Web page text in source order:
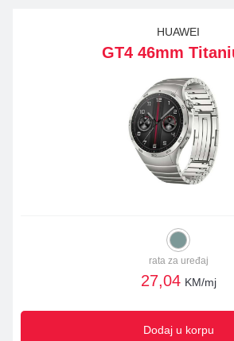
HUAWEI
GT4 46mm
rata za uređaj
27,04 KM/mj
Dodaj u korpu